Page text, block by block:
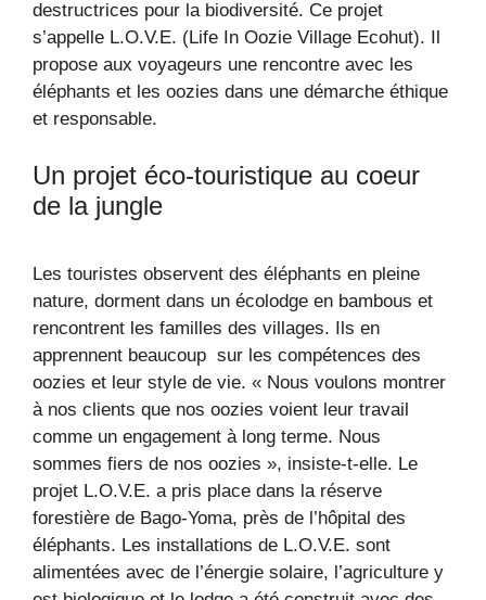
destructrices pour la biodiversité. Ce projet
s’appelle L.O.V.E. (Life In Oozie Village Ecohut). Il
propose aux voyageurs une rencontre avec les
éléphants et les oozies dans une démarche éthique
et responsable.
Un projet éco-touristique au coeur
de la jungle
Les touristes observent des éléphants en pleine
nature, dorment dans un écolodge en bambous et
rencontrent les familles des villages. Ils en
apprennent beaucoup sur les compétences des
oozies et leur style de vie. « Nous voulons montrer
à nos clients que nos oozies voient leur travail
comme un engagement à long terme. Nous
sommes fiers de nos oozies », insiste-t-elle. Le
projet L.O.V.E. a pris place dans la réserve
forestière de Bago-Yoma, près de l’hôpital des
éléphants. Les installations de L.O.V.E. sont
alimentées avec de l’énergie solaire, l’agriculture y